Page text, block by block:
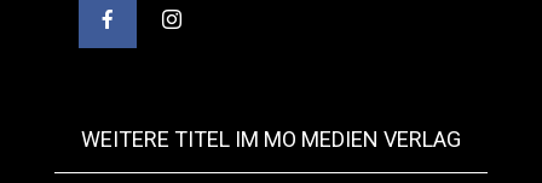
WEITERE TITEL IM MO MEDIEN VERLAG